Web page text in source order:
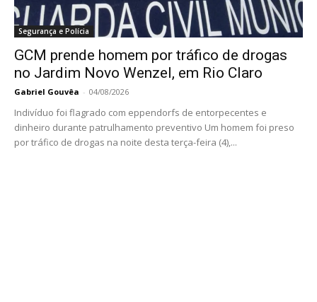
Segurança e Polícia
GCM prende homem por tráfico de drogas
no Jardim Novo Wenzel, em Rio Claro
Gabriel Gouvêa - 04/08/2026
Indivíduo foi flagrado com eppendorfs de entorpecentes e
dinheiro durante patrulhamento preventivo Um homem foi preso
por tráfico de drogas na noite desta terça-feira (4),...